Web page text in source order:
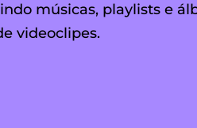
músicas, playlists e
videoclipes.